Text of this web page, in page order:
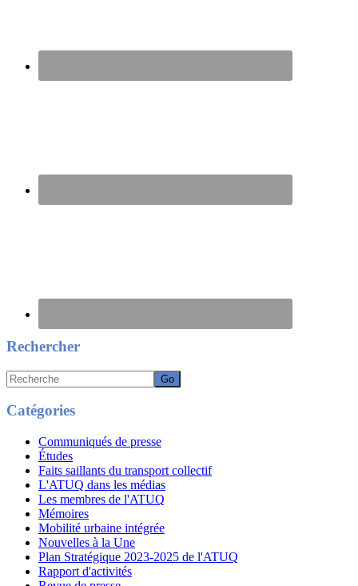
Rechercher
Recherche
Catégories
Communiqués de presse
Études
Faits saillants du transport collectif
L'ATUQ dans les médias
Les membres de l'ATUQ
Mémoires
Mobilité urbaine intégrée
Nouvelles à la Une
Plan Stratégique 2023-2025 de l'ATUQ
Rapport d'activités